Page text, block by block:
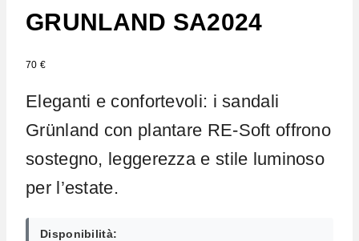
GRUNLAND SA2024
70 €
Eleganti e confortevoli: i sandali
Grünland con plantare RE-Soft offrono
sostegno, leggerezza e stile luminoso
per l’estate.
Disponibilità: